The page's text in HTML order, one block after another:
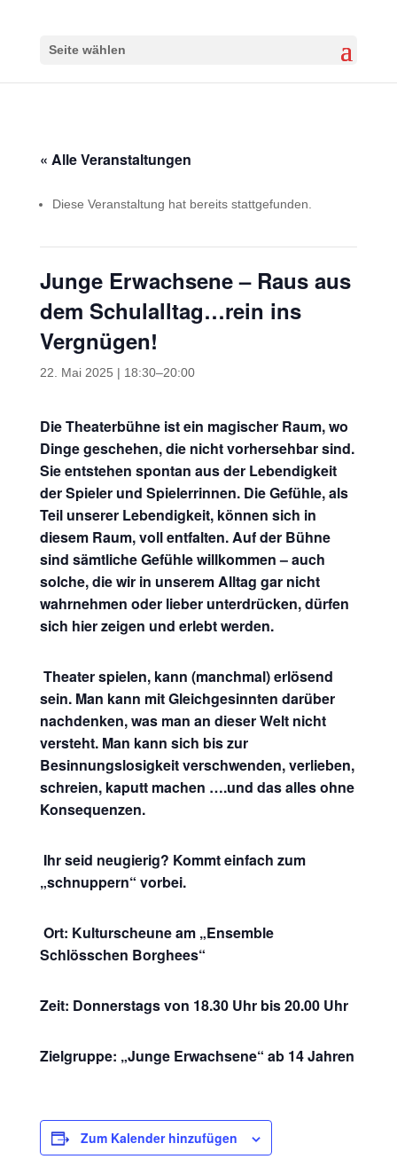
Seite wählen
« Alle Veranstaltungen
Diese Veranstaltung hat bereits stattgefunden.
Junge Erwachsene – Raus aus
dem Schulalltag…rein ins
Vergnügen!
22. Mai 2025 | 18:30–20:00
Die Theaterbühne ist ein magischer Raum, wo
Dinge geschehen, die nicht vorhersehbar sind.
Sie entstehen spontan aus der Lebendigkeit
der Spieler und Spielerrinnen. Die Gefühle, als
Teil unserer Lebendigkeit, können sich in
diesem Raum, voll entfalten. Auf der Bühne
sind sämtliche Gefühle willkommen – auch
solche, die wir in unserem Alltag gar nicht
wahrnehmen oder lieber unterdrücken, dürfen
sich hier zeigen und erlebt werden.
Theater spielen, kann (manchmal) erlösend
sein. Man kann mit Gleichgesinnten darüber
nachdenken, was man an dieser Welt nicht
versteht. Man kann sich bis zur
Besinnungslosigkeit verschwenden, verlieben,
schreien, kaputt machen ….und das alles ohne
Konsequenzen.
Ihr seid neugierig? Kommt einfach zum
„schnuppern“ vorbei.
Ort: Kulturscheune am „Ensemble
Schlösschen Borghees“
Zeit: Donnerstags von 18.30 Uhr bis 20.00 Uhr
Zielgruppe: „Junge Erwachsene“ ab 14 Jahren
Zum Kalender hinzufügen